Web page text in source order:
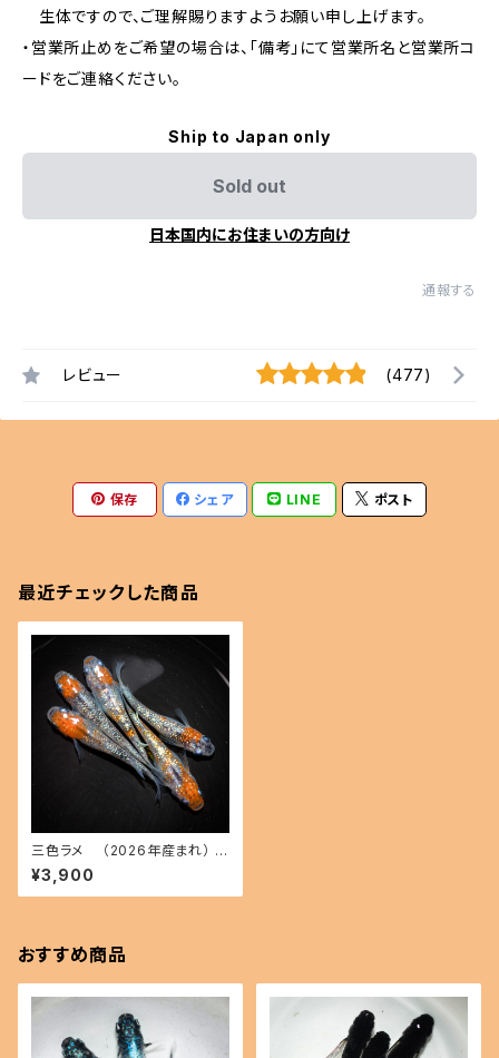
生体ですので、ご理解賜りますようお願い申し上げます。
・営業所止めをご希望の場合は、「備考」にて営業所名と営業所コ
ードをご連絡ください。
Ship to Japan only
Sold out
日本国内にお住まいの方向け
通報する
レビュー (477)
保存 シェア LINE ポスト
最近チェックした商品
三色ラメ （2026年産まれ） オ
ス2 メス3(現物出品) ikahoff
B-0614-50883-a
¥3,900
おすすめ商品